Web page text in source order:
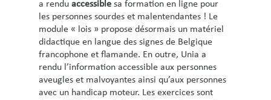
a rendu accessible sa formation en ligne pour
les personnes sourdes et malentendantes ! Le
module « lois » propose désormais un matériel
didactique en langue des signes de Belgique
francophone et flamande. En outre, Unia a
rendu l’information accessible aux personnes
aveugles et malvoyantes ainsi qu’aux personnes
avec un handicap moteur. Les exercices sont